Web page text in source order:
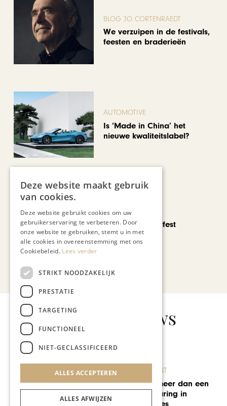
BLOG JO CORTENRAEDT
We verzuipen in de festivals,
feesten en braderieën
AUTOMOTIVE
Is ‘Made in China’ het
nieuwe kwaliteitslabel?
CHAPEAU TV
Noorbeek Foodfest
Bekijk alle artikelen
Gerelateerd nieuws
ONDERNEMEN & ECONOMIE
Inspirerend Limburg: een
kijkje bij J.D. Hospitality
Deze website maakt gebruik
van cookies.
Deze website gebruikt cookies om uw
gebruikerservaring te verbeteren. Door
onze website te gebruiken, stemt u in met
alle cookies in overeenstemming met ons
Cookiebeleid. Lees verder
STRIKT NOODZAKELIJK
PRESTATIE
TARGETING
FUNCTIONEEL
NIET-GECLASSIFICEERD
ALLES ACCEPTEREN
ALLES AFWIJZEN